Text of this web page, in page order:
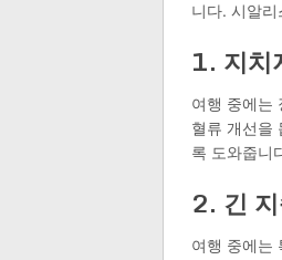
니다. 시알
1. 지치
여행 중에는
혈류 개선을
록 도와줍니
2. 긴
여행 중에는